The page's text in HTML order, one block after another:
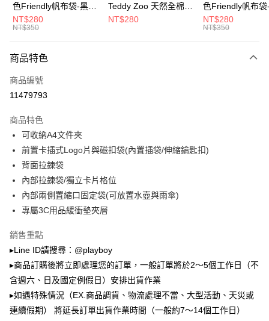
大哥付你分期
相關說明
2.付款方式選擇「大哥付你分期」，訂單成立後會自動跳轉到大哥付的交易
成交易。
3.實際核准額度、可分期數及費用金額請依後續交易確認頁面所載為準。
消。如遇「轉專審核」未通過狀況，表示未達大哥付你分期系統評分，恕無
法說明評估內容。
【繳款方式說明】
1.分期款項不併入電信帳單，「大哥付你分期」於每月結算日後寄送繳費提
2.透過簡訊連結打開帳單後，可選擇「超商條碼／台灣大直營門市／銀行轉
帳／街口支付／iPASS MONEY」等通路繳費。
【注意事項】
1.本服務係由「台灣大哥大股份有限公司」（以下簡稱本公司）所提供，讓
買賣價金債權讓與本公司後，依約使用本公司帳單繳交帳款。
2.基於同意付款使用「大哥付你分期」之契約關係目的，商店將以您的個人
資料（包含姓名、電話或地址）提供予台灣大哥大進項蒐集、處理及利用，
由本公司與您本人進行分期帳單所需資料之確認、核對及更正。
3.完整用戶服務條款，請詳閱以下連結：https://oppay.tw/userRule
運送方式
全家取貨付款
付款後全家取貨
每筆NT$100，滿NT$700(含以上)免運費
每筆NT$100，滿NT$900(含以上)免運費
付款後萊爾富取貨
7-11取貨付款
每筆NT$100，滿NT$900(含以上)免運費
付款後7-11取貨
每筆NT$100，滿NT$700(含以上)免運費
色Friendly帆布袋-黑色
(TZB107)
NT$280
NT$350
Teddy Zoo 天然全棉純
色Friendly帆布袋-白色
NT$280
色Friendly帆布袋
色(TZB107)
NT$280
NT$350
商品特色
商品編號
11479793
商品特色
可收納A4文件夾
前置卡插式Logo片與磁扣袋(內置插袋/伸縮鑰匙扣)
背面拉鍊袋
內部拉鍊袋/獨立卡片格位
內部兩側置縮口固定袋(可放置水壺與雨傘)
專屬3C用品緩衝墊夾層
銷售重點
▸Line ID請搜尋：@playboy
▸商品訂購後將立即處理您的訂單，一般訂單將於2～5個工作日（不
含週六、日及國定例假日）安排出貨作業
▸如遇特殊情況（EX.商品調貨、物流處理不當、大型活動、天災或
連續假期） 將延長訂單出貨作業時間（一般約7～14個工作日）